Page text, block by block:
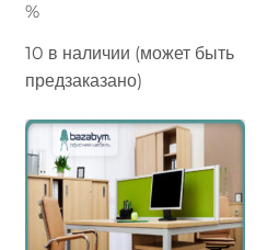
%
10 в наличии (может быть
предзаказано)